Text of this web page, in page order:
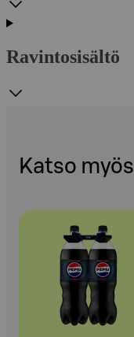
Ravintosisältö
Katso myös